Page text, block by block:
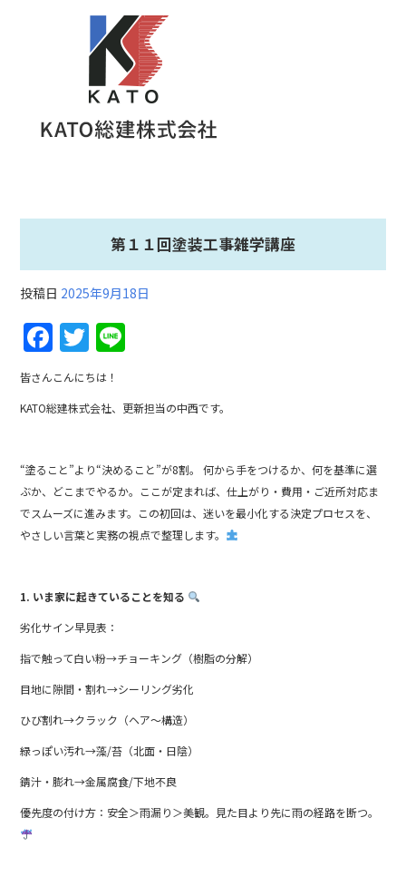
第１１回塗装工事雑学講座
投稿日 2025年9月18日
F
a
c
e
b
o
o
k
T
w
itt
er
e
皆さんこんにちは！
KATO総建株式会社、更新担当の中西です。
“塗ること”より“決めること”が8割。 何から手をつけるか、何を基準に選
ぶか、どこまでやるか。ここが定まれば、仕上がり・費用・ご近所対応ま
でスムーズに進みます。この初回は、迷いを最小化する決定プロセスを、
やさしい言葉と実務の視点で整理します。
1. いま家に起きていることを知る
劣化サイン早見表：
指で触って白い粉→チョーキング（樹脂の分解）
目地に隙間・割れ→シーリング劣化
ひび割れ→クラック（ヘア〜構造）
緑っぽい汚れ→藻/苔（北面・日陰）
錆汁・膨れ→金属腐食/下地不良
優先度の付け方：安全＞雨漏り＞美観。見た目より先に雨の経路を断つ。